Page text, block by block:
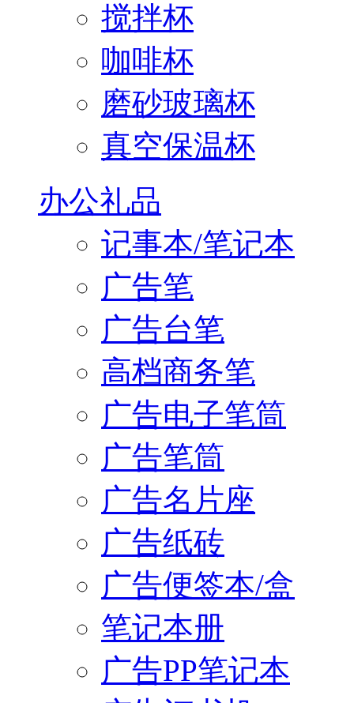
搅拌杯
咖啡杯
磨砂玻璃杯
真空保温杯
办公礼品
记事本/笔记本
广告笔
广告台笔
高档商务笔
广告电子笔筒
广告笔筒
广告名片座
广告纸砖
广告便签本/盒
笔记本册
广告PP笔记本